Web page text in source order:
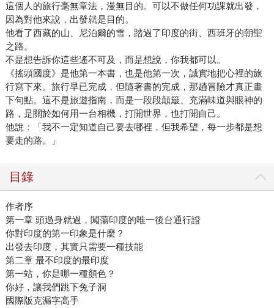
這個人的旅行毫無章法，漫無目的。可以不做任何功課就出發，
因為對他來說，出發就是目的。
他看了西藏的山、尼泊爾的雪，踏過了印度的街、西班牙的朝聖
之路。
不是想告訴你這些遙不可及，而是想說，你我都可以。
《搖頭國度》是他第一本書，也是他第一次，誠實地把心裡的旅
行寫下來。旅行早已完成，但隨著書的完成，那趟冒險才真正畫
下句點。這不是旅遊指南，而是一段段顛簸、充滿味道與眼神的
路，是關於如何用一台相機，打開世界，也打開自己。
他說：「我不一定知道自己要去哪裡，但我希望，每一步都是想
要走的路。」
目錄
作者序
第一章 頭過身就過，闖蕩印度的唯一後台通行證
你對印度的第一印象是什麼？
出發去印度，其實只需要一種技能
第二章 最不印度的最印度
第一站，你是哪一種顏色？
你好，讓我們跳下兔子洞
國際版克漏字高手